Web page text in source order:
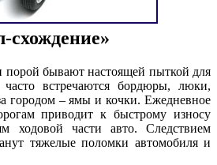
схождение»
порой бывают настоящей пыткой для
встречаются бордюры, люки,
городом – ямы и кочки. Ежедневное
приводит к быстрому износу
ходовой части авто. Следствием
тяжелые поломки автомобиля и